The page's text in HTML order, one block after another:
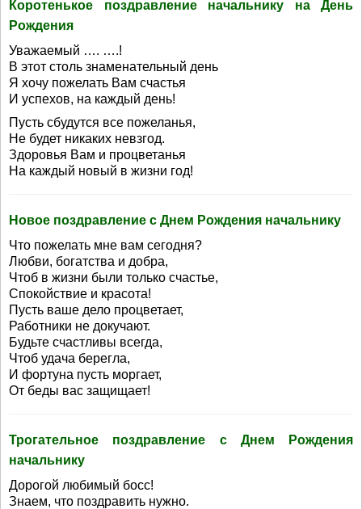
Коротенькое поздравление начальнику на День
Рождения
Уважаемый …. ….!
В этот столь знаменательный день
Я хочу пожелать Вам счастья
И успехов, на каждый день!
Пусть сбудутся все пожеланья,
Не будет никаких невзгод.
Здоровья Вам и процветанья
На каждый новый в жизни год!
Новое поздравление с Днем Рождения начальнику
Что пожелать мне вам сегодня?
Любви, богатства и добра,
Чтоб в жизни были только счастье,
Спокойствие и красота!
Пусть ваше дело процветает,
Работники не докучают.
Будьте счастливы всегда,
Чтоб удача берегла,
И фортуна пусть моргает,
От беды вас защищает!
Трогательное поздравление с Днем Рождения
начальнику
Дорогой любимый босс!
Знаем, что поздравить нужно.